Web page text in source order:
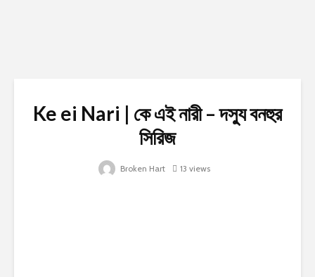
Ke ei Nari | কে এই নারী – দস্যু বনহুর
সিরিজ
Broken Hart 13 views